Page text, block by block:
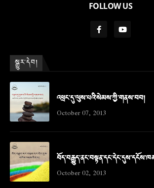
FOLLOW US
སྒྱུར་དེབ།
འཕྲང་དུ་ལུས་པའི་སེམས་ཀྱི་གནས་བབ།
October 07, 2013
October 02, 2013